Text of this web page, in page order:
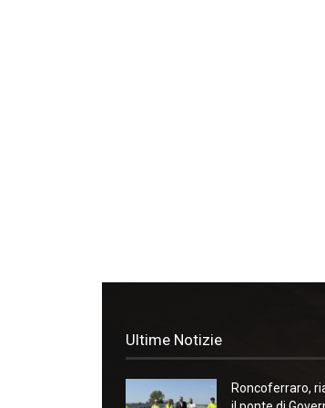
Ultime Notizie
Roncoferraro,